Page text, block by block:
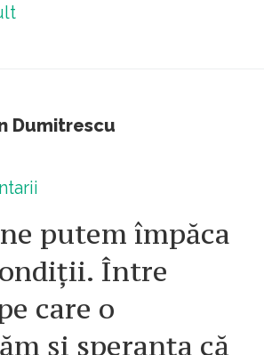
Dumitrescu
putem împăca
Între
care o
și speranța că